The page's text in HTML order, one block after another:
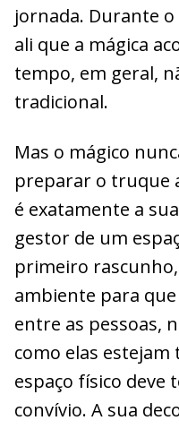
jornada. Durante
ali que a mágica
tempo, em geral,
tradicional.
Mas o mágico
preparar o truque
é exatamente a
gestor de um
primeiro
ambiente para
entre as pessoas,
como elas
espaço físico deve
convívio. A sua